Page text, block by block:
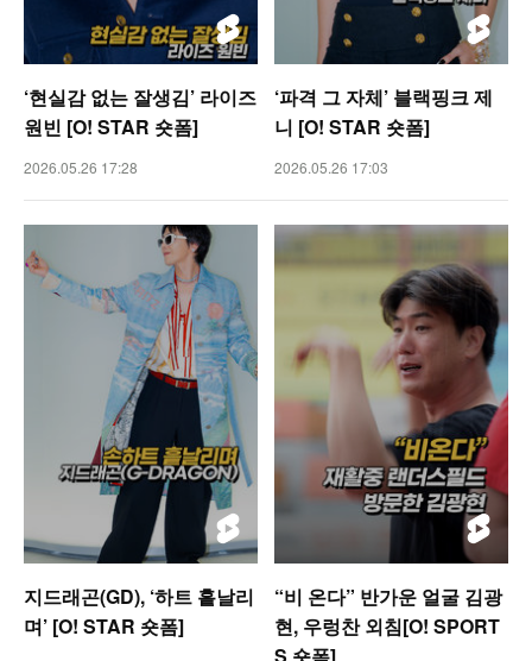
‘현실감 없는 잘생김’ 라이즈
원빈 [O! STAR 숏폼]
2026.05.26 17:28
‘파격 그 자체’ 블랙핑크 제
니 [O! STAR 숏폼]
2026.05.26 17:03
지드래곤(GD), ‘하트 흩날리
며’ [O! STAR 숏폼]
“비 온다” 반가운 얼굴 김광
현, 우렁찬 외침[O! SPORT